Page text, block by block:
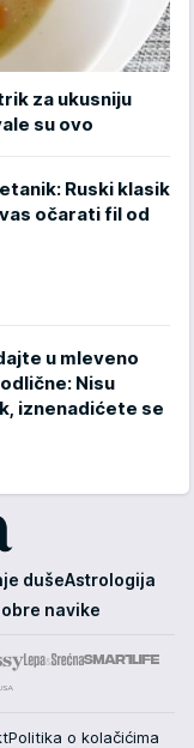
za ukusniju
su ovo
Ruski klasik
očarati fil od
u mleveno
Nisu
iznenadićete se
dušeAstrologija
navike
Politika o kolačićima